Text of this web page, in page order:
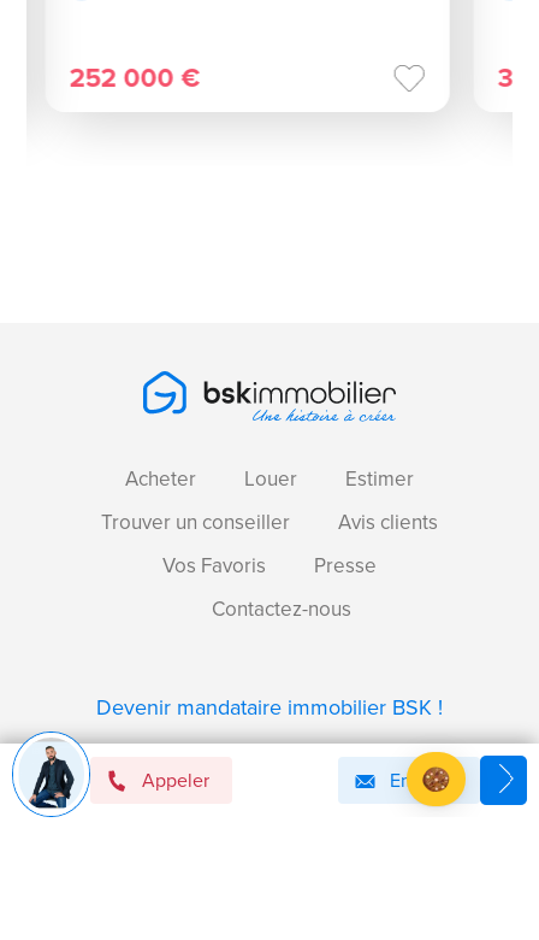
Appeler Email
252 000 €
Acheter Louer
Estimer
Trouver un conseiller
Avis clients
Vos Favoris
Presse
Contactez-nous
Devenir mandataire immobilier BSK !